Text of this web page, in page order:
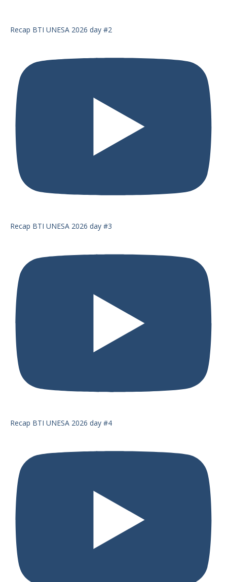
Recap BTI UNESA 2026 day #2
Recap BTI UNESA 2026 day #3
Recap BTI UNESA 2026 day #4